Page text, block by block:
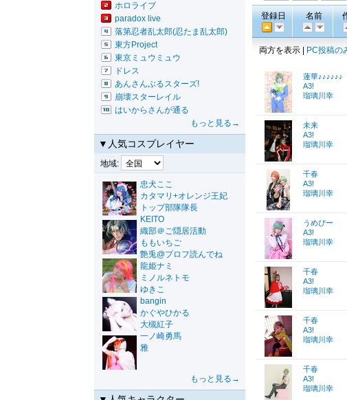
ホロライブ
paradox live
落第忍者乱太郎(忍たま乱太郎)
東方Project
東京ミュウミュウ
ドレス
あんさんぶるスターズ!
崩壊スターレイル
はいからさんが通る
もっと見る→
▼人気コスプレイヤー
地域:
忠犬ここ
カタマリ+オレンジ王妃
トップ部隊隊長
KEITO
織部＠ご隠居活動
ももいちご
艶兎@プロフ読んでね
龍姫ナミ
ミノルネトモ
ゆきこ
bangin
かぐやひかる
大槻紅子
一ノ崎勇馬
雅
もっと見る→
登録日 名前
両方を表示 | PC投稿の
蓮華♪♪♪♪♪♪
A3!
瑠璃川幸
未来
A3!
瑠璃川幸
千春
A3!
瑠璃川幸
うめぴー
A3!
瑠璃川幸
千春
A3!
瑠璃川幸
千春
A3!
瑠璃川幸
千春
A3!
瑠璃川幸